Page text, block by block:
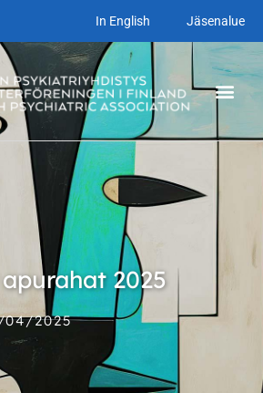
In English Jäsenalue
2025
04/2025